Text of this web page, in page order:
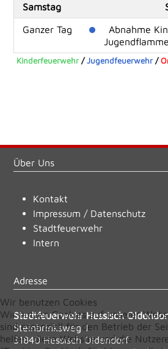
Samstag
Ganzer Tag
Abnahme
Kinderfeuerwehr /Jugendfeuerwehr /
Über Uns
Kontakt
Impressum / Datenschutz
Stadtfeuerwehr
Intern
Adresse
Stadtfeuerwehr Hessisch
Steinbrinksweg 1
31840 Hessisch Oldendorf
Wir benutzen Cookies
Wir nutzen Cookies auf unserer
sind essenziell für den Betrieb der
helfen, diese Website und die